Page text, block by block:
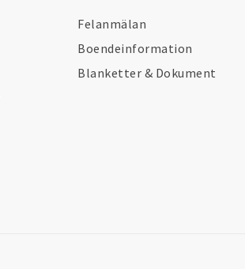
Felanmälan
Boendeinformation
Blanketter & Dokument